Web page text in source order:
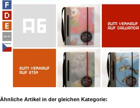
Ähnliche Artikel in der gleichen Kategorie: